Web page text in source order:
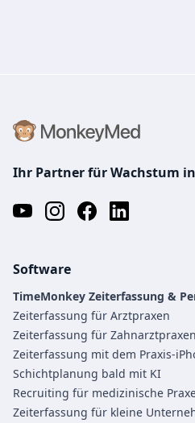
Ihr Partner für Wachstum
Software
TimeMonkey Zeiterfassung &
Zeiterfassung für Arztpraxen
Zeiterfassung für Zahnarztpraxen
Zeiterfassung mit dem Praxis-
Schichtplanung bald mit KI
Recruiting für medizinische
Zeiterfassung für kleine